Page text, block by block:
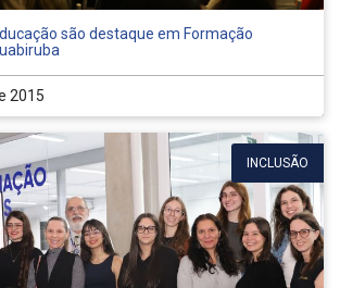
são destaque em Formação
2015
INCLUSÃO